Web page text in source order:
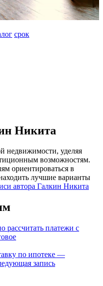
срок
Никита
недвижимости, уделяя
возможностям.
ориентироваться в
лучшие варианты
автора Галкин Никита
рассчитать платежи с
по ипотеке —
запись